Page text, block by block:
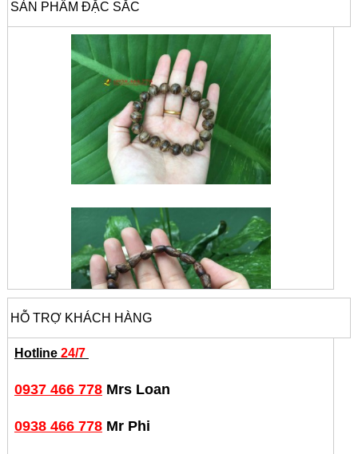
SẢN PHẨM ĐẶC SẮC
HỖ TRỢ KHÁCH HÀNG
Hotline 24/7
0937 466 778Mrs Loan
0938 466 778Mr Phi